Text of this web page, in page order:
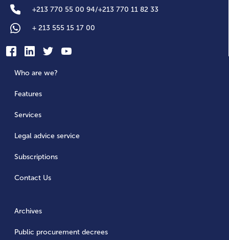
+213 770 55 00 94/+213 770 11 82 33
+ 213 555 15 17 00
Who are we?
Features
Services
Legal advice service
Subscriptions
Contact Us
Archives
Public procurement decrees